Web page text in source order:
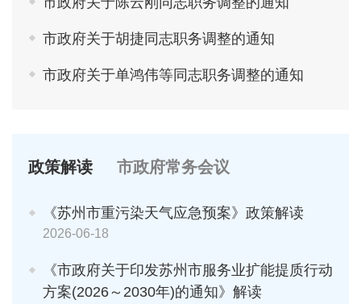
市政府关于胡捷同志职务调整的通知
市政府关于单鸿伟等同志职务调整的通知
政策解读 市政府常务会议
《苏州市重污染天气应急预案》政策解读
2026-06-18
《市政府关于印发苏州市服务业扩能提质行动
方案(2026～2030年)的通知》解读